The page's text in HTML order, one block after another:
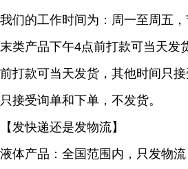
我们的工作时间为：周一至周五
末类产品下午4点前打款可当天发
前打款可当天发货，其他时间只
只接受询单和下单，不发货。
【发快递还是发物流】
液体产品：全国范围内，只发物